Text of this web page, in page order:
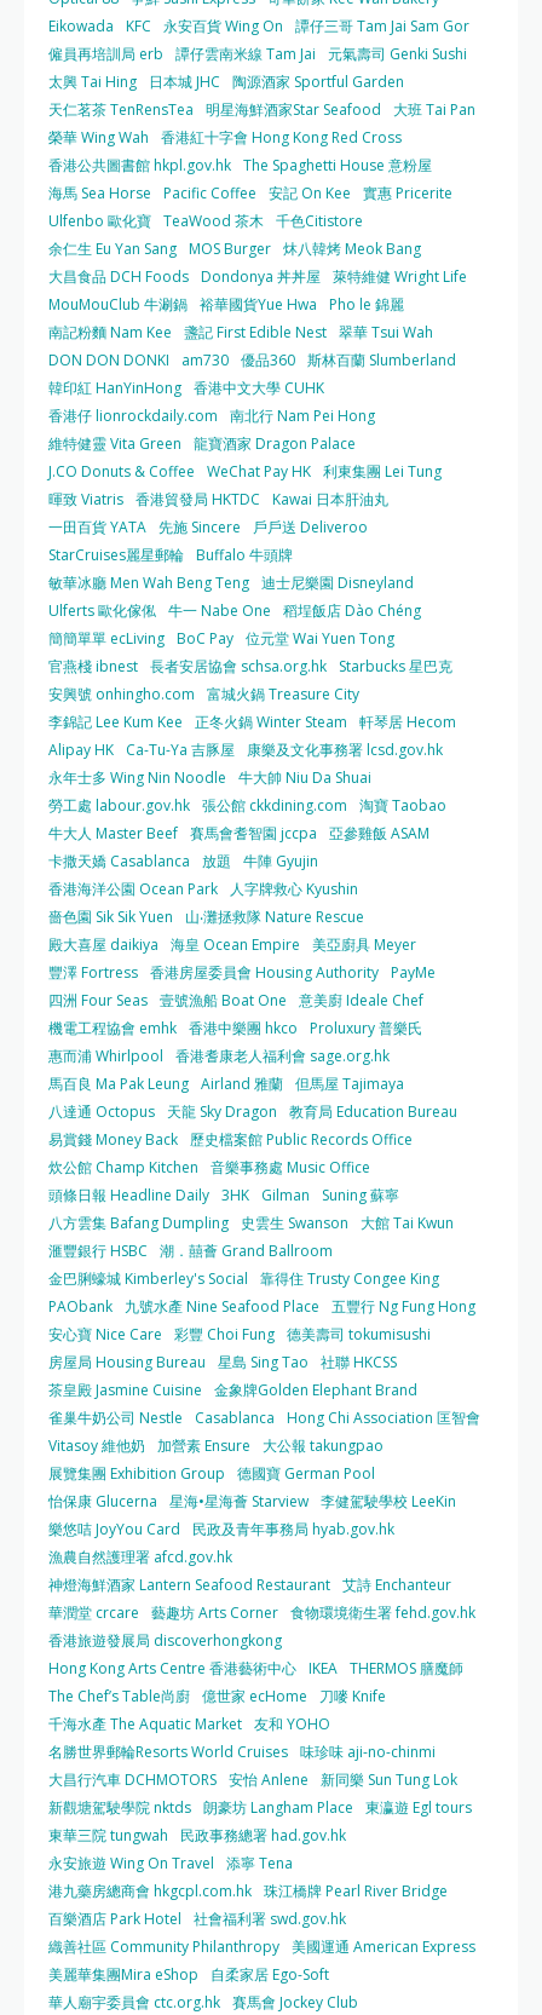
Eikowada
KFC 永安百貨 Wing On
譚仔三哥 Tam Jai Sam Gor
僱員再培訓局 erb
譚仔雲南米線 Tam Jai
元氣壽司 Genki Sushi
太興 Tai Hing
日本城 JHC
陶源酒家 Sportful Garden
天仁茗茶 TenRensTea
明星海鮮酒家Star Seafood
大班 Tai Pan
榮華 Wing Wah
香港紅十字會 Hong Kong Red Cross
香港公共圖書館 hkpl.gov.hk The Spaghetti House 意粉屋
海馬 Sea Horse
Pacific Coffee 安記 On Kee
實惠 Pricerite
Ulfenbo 歐化寶 TeaWood 茶木 千色Citistore
余仁生 Eu Yan Sang MOS Burger 炑八韓烤 Meok Bang
大昌食品 DCH Foods Dondonya 丼丼屋
萊特維健 Wright Life
MouMouClub 牛涮鍋 裕華國貨Yue Hwa
Pho le 錦麗
南記粉麵 Nam Kee
盞記 First Edible Nest 翠華 Tsui Wah
DON DON DONKI
am730 優品360 斯林百蘭 Slumberland
韓印紅 HanYinHong 香港中文大學 CUHK
香港仔 lionrockdaily.com
南北行 Nam Pei Hong
維特健靈 Vita Green
龍寶酒家 Dragon Palace
J.CO Donuts & Coffee
WeChat Pay HK 利東集團 Lei Tung
暉致 Viatris 香港貿發局 HKTDC
Kawai 日本肝油丸
一田百貨 YATA 先施 Sincere
戶戶送 Deliveroo
StarCruises麗星郵輪 Buffalo 牛頭牌
敏華冰廳 Men Wah Beng Teng 迪士尼樂園 Disneyland
Ulferts 歐化傢俬 牛一 Nabe One
稻埕飯店 Dào Chéng
簡簡單單 ecLiving BoC Pay 位元堂 Wai Yuen Tong
官燕棧 ibnest 長者安居協會 schsa.org.hk
Starbucks 星巴克
安興號 onhingho.com
富城火鍋 Treasure City
李錦記 Lee Kum Kee
正冬火鍋 Winter Steam
軒琴居 Hecom
Alipay HK
Ca-Tu-Ya 吉豚屋
康樂及文化事務署 lcsd.gov.hk
永年士多 Wing Nin Noodle
牛大帥 Niu Da Shuai
勞工處 labour.gov.hk 張公館 ckkdining.com
淘寶 Taobao
牛大人 Master Beef 賽馬會耆智園 jccpa
亞參雞飯 ASAM
卡撒天嬌 Casablanca
放題
牛陣 Gyujin
香港海洋公園 Ocean Park
人字牌救心 Kyushin
嗇色園 Sik Sik Yuen
山‧灘拯救隊 Nature Rescue
殿大喜屋 daikiya
海皇 Ocean Empire
美亞廚具 Meyer
豐澤 Fortress 香港房屋委員會 Housing Authority PayMe
四洲 Four Seas 壹號漁船 Boat One
意美廚 Ideale Chef
機電工程協會 emhk 香港中樂團 hkco
Proluxury 普樂氏
惠而浦 Whirlpool
香港耆康老人福利會 sage.org.hk
馬百良 Ma Pak Leung Airland 雅蘭 但馬屋 Tajimaya
八達通 Octopus
天龍 Sky Dragon
教育局 Education Bureau
易賞錢 Money Back
歷史檔案館 Public Records Office
炊公館 Champ Kitchen
音樂事務處 Music Office
頭條日報 Headline Daily 3HK Gilman
Suning 蘇寧
八方雲集 Bafang Dumpling
史雲生 Swanson
大館 Tai Kwun
滙豐銀行 HSBC
潮．囍薈 Grand Ballroom
金巴脷蠔城 Kimberley's Social
靠得住 Trusty Congee King
PAObank
九號水產 Nine Seafood Place
五豐行 Ng Fung Hong
安心寶 Nice Care
彩豐 Choi Fung 德美壽司 tokumisushi
房屋局 Housing Bureau
星島 Sing Tao
社聯 HKCSS
茶皇殿 Jasmine Cuisine
金象牌Golden Elephant Brand
雀巢牛奶公司 Nestle
Casablanca
Hong Chi Association 匡智會
Vitasoy 維他奶
加營素 Ensure
大公報 takungpao
展覽集團 Exhibition Group
德國寶 German Pool
怡保康 Glucerna
星海•星海薈 Starview 李健駕駛學校 LeeKin
樂悠咭 JoyYou Card
民政及青年事務局 hyab.gov.hk
漁農自然護理署 afcd.gov.hk
神燈海鮮酒家 Lantern Seafood Restaurant 艾詩 Enchanteur
華潤堂 crcare
藝趣坊 Arts Corner 食物環境衛生署 fehd.gov.hk
香港旅遊發展局 discoverhongkong
Hong Kong Arts Centre 香港藝術中心 IKEA THERMOS 膳魔師
The Chef’s Table尚廚 億世家 ecHome
刀嘜 Knife
千海水產 The Aquatic Market 友和 YOHO
名勝世界郵輪Resorts World Cruises 味珍味 aji-no-chinmi
大昌行汽車 DCHMOTORS 安怡 Anlene
新同樂 Sun Tung Lok
新觀塘駕駛學院 nktds 朗豪坊 Langham Place
東瀛遊 Egl tours
東華三院 tungwah
民政事務總署 had.gov.hk
永安旅遊 Wing On Travel
添寧 Tena
港九藥房總商會 hkgcpl.com.hk 珠江橋牌 Pearl River Bridge
百樂酒店 Park Hotel
社會福利署 swd.gov.hk
織善社區 Community Philanthropy 美國運通 American Express
美麗華集團Mira eShop
自柔家居 Ego-Soft
華人廟宇委員會 ctc.org.hk 賽馬會 Jockey Club